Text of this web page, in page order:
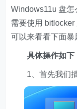
Windows11u 盘怎
需要使用
可以来看看下面暴
具体操作如下
1、首先我们插